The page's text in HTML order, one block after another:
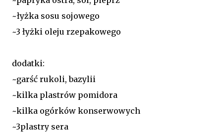
~łyżka sosu sojowego
~3 łyżki oleju rzepakowego
dodatki:
~garść rukoli, bazylii
~kilka plastrów pomidora
~kilka ogórków konserwowych
~3plastry sera